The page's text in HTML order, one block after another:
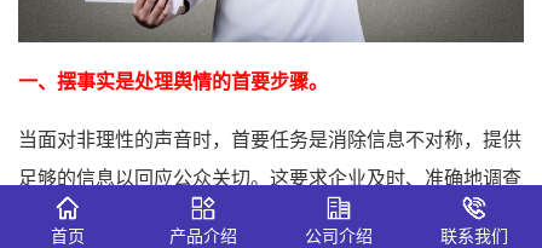
一、摆事实是处理舆情的首要步骤。
当面对非理性的声音时，首要任务是消除信息不对称，提供
足够的信息以回应公众关切。这要求企业及时、准确地调查
事情的详细情况，并以透明的方式向公众呈现事实真相。
首页 产品介绍 公司介绍 联系我们